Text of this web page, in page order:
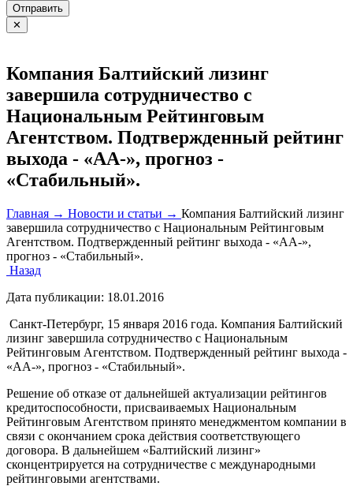
Отправить
✕
Компания Балтийский лизинг
завершила сотрудничество с
Национальным Рейтинговым
Агентством. Подтвержденный рейтинг
выхода - «АА-», прогноз -
«Стабильный».
Главная → Новости и статьи → Компания Балтийский лизинг
завершила сотрудничество с Национальным Рейтинговым
Агентством. Подтвержденный рейтинг выхода - «АА-»,
прогноз - «Стабильный».
Назад
Дата публикации: 18.01.2016
Санкт-Петербург, 15 января 2016 года. Компания Балтийский
лизинг завершила сотрудничество с Национальным
Рейтинговым Агентством. Подтвержденный рейтинг выхода -
«АА-», прогноз - «Стабильный».
Решение об отказе от дальнейшей актуализации рейтингов
кредитоспособности, присваиваемых Национальным
Рейтинговым Агентством принято менеджментом компании в
связи с окончанием срока действия соответствующего
договора. В дальнейшем «Балтийский лизинг»
сконцентрируется на сотрудничестве с международными
рейтинговыми агентствами.